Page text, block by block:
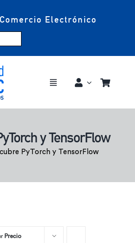
Electrónico
Toggle
y TensorFlow
PyTorch y TensorFlow
Precio